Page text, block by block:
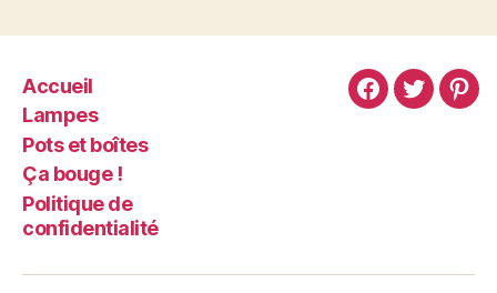
Accueil
Lampes
Pots et boîtes
Ça bouge !
Politique de
confidentialité